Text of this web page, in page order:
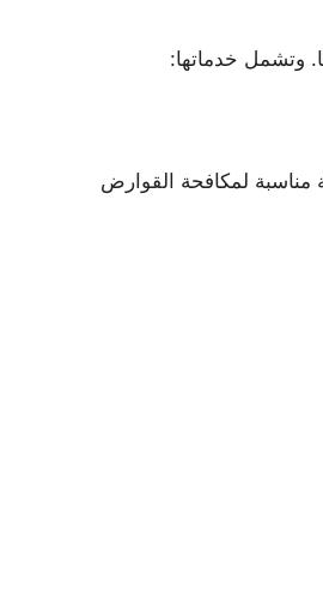
وتشمل خدماتها:
لمكافحة القوارض